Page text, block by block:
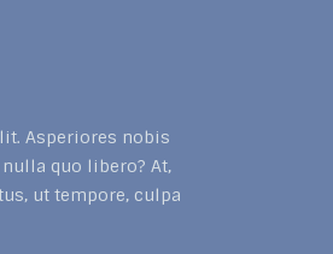
Asperiores nobis
quo libero? At,
ut tempore, culpa